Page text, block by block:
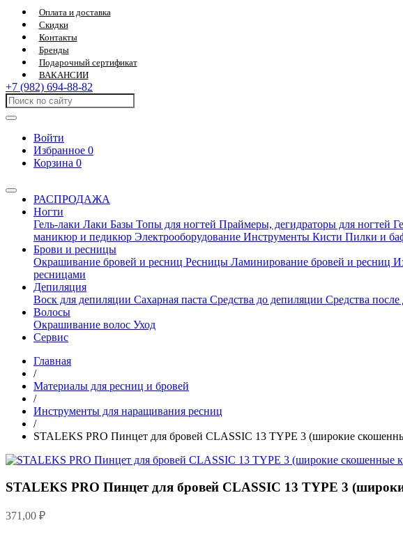
Оплата и доставка
Скидки
Контакты
Бренды
Подарочный сертификат
ВАКАНСИИ
+7 (982) 694-88-82
Войти
Избранное 0
Корзина 0
РАСПРОДАЖА
Ногти
Гель-лаки Лаки Базы Топы для ногтей Праймеры, дегидраторы для ногтей
маникюр и педикюр Электрооборудование Инструменты Кисти Пилки и
Брови и ресницы
Окрашивание бровей и ресниц Ресницы Ламинирование бровей и ресниц
ресницами
Депиляция
Воск для депиляции Сахарная паста Средства до депиляции Средства
Волосы
Окрашивание волос Уход
Сервис
Главная
/
Материалы для ресниц и бровей
/
Инструменты для наращивания ресниц
/
STALEKS PRO Пинцет для бровей CLASSIC 13 TYPE 3 (широкие
STALEKS PRO Пинцет для бровей CLASSIC 13 TYPE 3
371,00 ₽